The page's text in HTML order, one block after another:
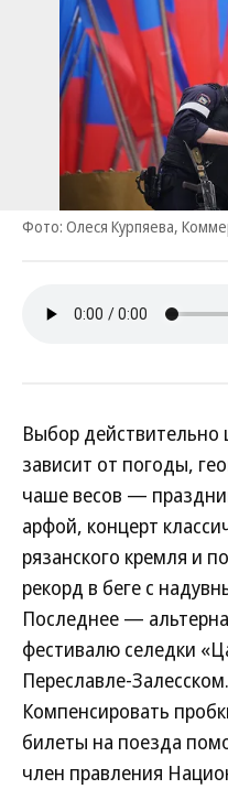
Фото: Олеся Курпяева,
Выбор
зависит от погоды,
чаше весов —
арфой, концерт
рязанского кремля и
рекорд в беге с
Последнее —
фестивалю селедки
Переславле-
Компенсировать
билеты на поезда
член правления